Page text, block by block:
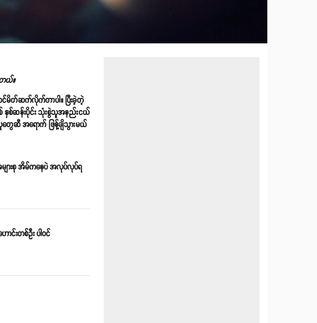
ယ်။
ဝင်မိတ်ဆက်လိုက်တာပါ။ ပြီးခဲ့တဲ့
နှစ်ဆန်းပိုင်း သုံးစွဲသူအနည်းငယ်
ေဆီ အ‌ရောက် ဖြန့်ချိသွားမယ်
များစု အိမ်ကနေပဲ အလုပ်လုပ်ရ
င်းတစ်ဦး ပါဝင်